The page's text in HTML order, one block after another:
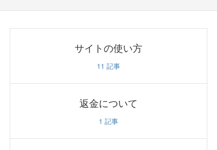
サイトの使い方
11 記事
返金について
1 記事